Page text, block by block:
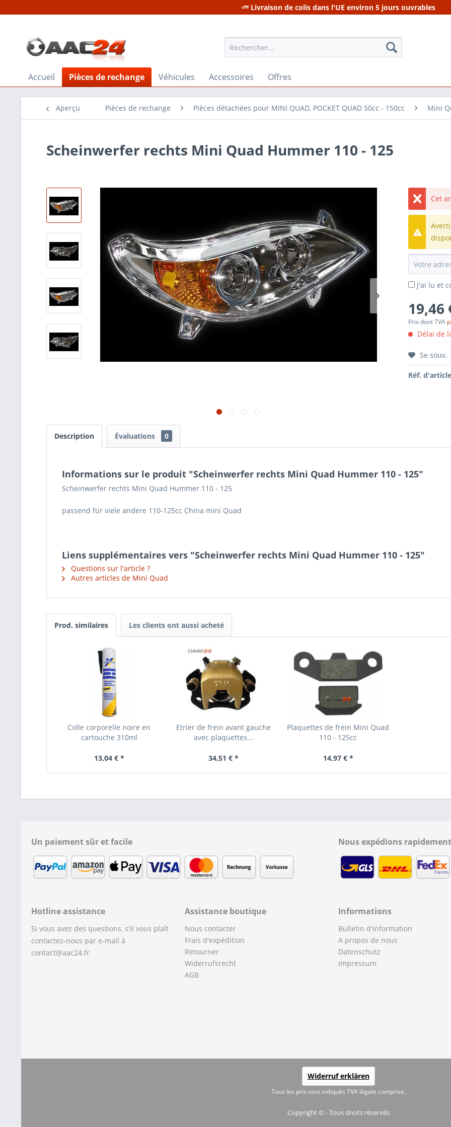
Livraison de colis dans l'UE environ 5 jours ouvrables
Accueil Pièces de rechange Véhicules Accessoires Offres
Aperçu Pièces de rechange Pièces détachées pour MINI QUAD, POCKET QUAD 50cc - 150cc Mini
Scheinwerfer rechts Mini Quad Hummer 110 - 125
Cet
J'ai lu et
19,46
Prix dont TVA
Délai de
Se souv.
Réf.
Description Évaluations 0
Informations sur le produit "Scheinwerfer rechts Mini Quad Hummer 110 - 125"
Scheinwerfer rechts Mini Quad Hummer 110 - 125
passend für viele andere 110-125cc China mini Quad
Liens supplémentaires vers "Scheinwerfer rechts Mini Quad Hummer 110 - 125"
Questions sur l'article ?
Autres articles de Mini Quad
Prod. similaires Les clients ont aussi acheté
Colle corporelle noire en
cartouche 310ml
13,04 € *
Etrier de frein avant gauche
avec plaquettes...
34,51 € *
Plaquettes de frein Mini Quad
110 - 125cc
14,97 € *
Un paiement sûr et facile Nous expédions
Hotline assistance
Si vous avez des questions, s'il vous plaît
contactez-nous par e-mail à
contact@aac24.fr
Assistance boutique
Nous contacter
Frais d'expédition
Retourner
Widerrufsrecht
AGB
Informations
Bulletin d'information
A propos de nous
Datenschutz
Impressum
Widerruf erklären
Tous les prix sont indiqués TVA légale comprise.
Copyright © - Tous droits réservés